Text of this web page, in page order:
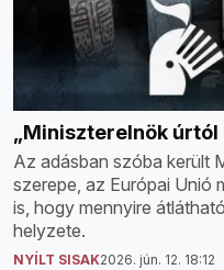
„Miniszterelnök úrtól
Az adásban szóba került
szerepe, az Európai Unió
is, hogy mennyire
helyzete.
NYÍLT SISAK2026. jún. 12. 18:12